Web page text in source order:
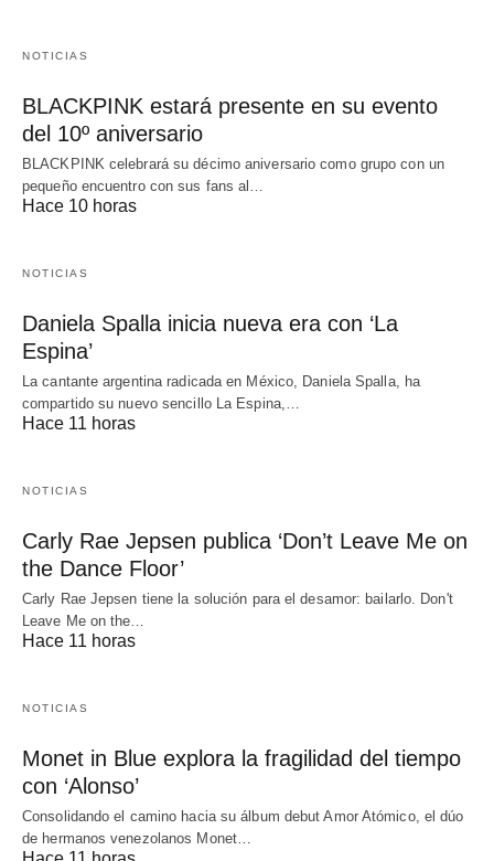
NOTICIAS
BLACKPINK estará presente en su evento
del 10º aniversario
BLACKPINK celebrará su décimo aniversario como grupo con un
pequeño encuentro con sus fans al…
Hace 10 horas
NOTICIAS
Daniela Spalla inicia nueva era con ‘La
Espina’
La cantante argentina radicada en México, Daniela Spalla, ha
compartido su nuevo sencillo La Espina,…
Hace 11 horas
NOTICIAS
Carly Rae Jepsen publica ‘Don’t Leave Me on
the Dance Floor’
Carly Rae Jepsen tiene la solución para el desamor: bailarlo. Don't
Leave Me on the…
Hace 11 horas
NOTICIAS
Monet in Blue explora la fragilidad del tiempo
con ‘Alonso’
Consolidando el camino hacia su álbum debut Amor Atómico, el dúo
de hermanos venezolanos Monet…